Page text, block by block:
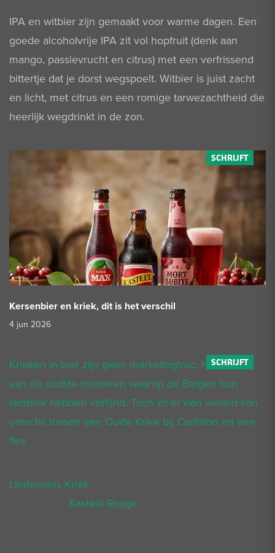
IPA en witbier zijn gemaakt voor warme dagen. Een
goede alcoholvrije IPA zit vol hopfruit (denk aan
mango, passievrucht en citrus) met een verfrissend
bittertje dat je dorst wegspoelt. Witbier is juist zacht
en licht, met citrus en een romige tarwezachtheid die
heerlijk wegdrinkt in de zon.
Kersenbier en kriek, dit is het verschil
4 jun 2026
Krieken in bier zijn geen marketingtruc. Het is een
van de oudste manieren waarop de Belgen hun
lambiek hebben verfijnd. Toch zit er een wereld van
verschil tussen een Oude Kriek bij Cantillon en een
fles
Lindemans Kriek
Kasteel Rouge